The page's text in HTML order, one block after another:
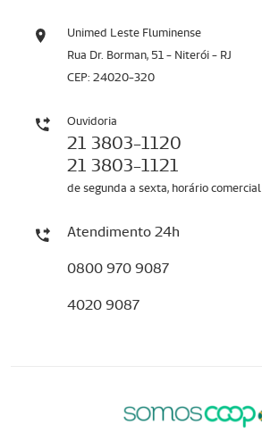
Unimed Leste Fluminense
Rua Dr. Borman, 51 - Niterói - RJ
CEP: 24020-320
Ouvidoria
21 3803-1120
21 3803-1121
de segunda a sexta, horário comercial
Atendimento 24h
0800 970 9087
4020 9087